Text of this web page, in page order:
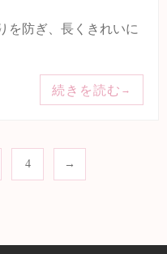
を防ぎ、長くきれいに
続きを読む →
4 →